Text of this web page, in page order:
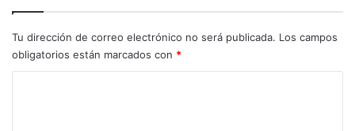
Tu dirección de correo electrónico no será publicada. Los campos
obligatorios están marcados con *